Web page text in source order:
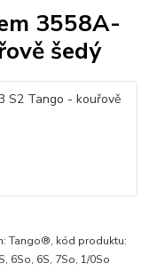
3558A-
šedý
Tango®, kód produktu:
6So, 6S, 7So, 1/0So